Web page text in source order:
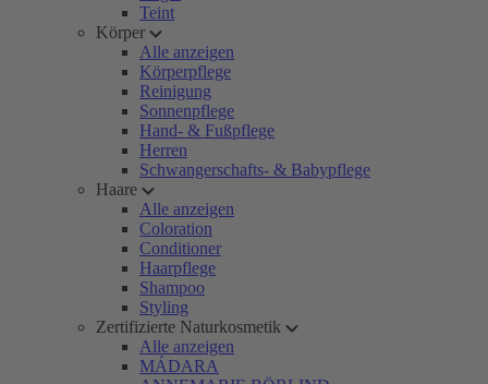
Teint
Körper
Alle anzeigen
Körperpflege
Reinigung
Sonnenpflege
Hand- & Fußpflege
Herren
Schwangerschafts- & Babypflege
Haare
Alle anzeigen
Coloration
Conditioner
Haarpflege
Shampoo
Styling
Zertifizierte Naturkosmetik
Alle anzeigen
MÁDARA